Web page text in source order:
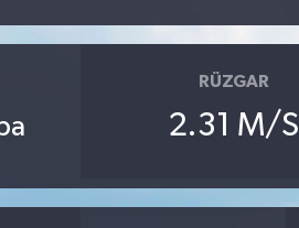
RÜZGAR
2.31 M/S